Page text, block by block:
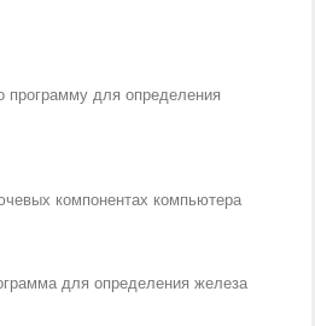
программу для определения
компонентах компьютера
для определения железа